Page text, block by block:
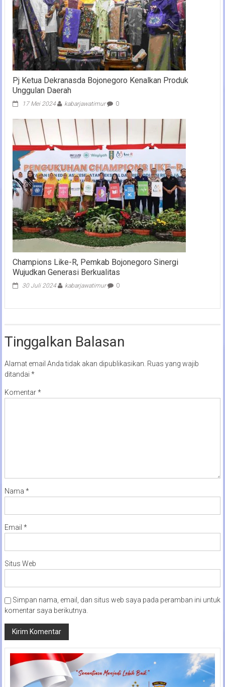
Pj Ketua Dekranasda Bojonegoro Kenalkan Produk
Unggulan Daerah
17 Mei 2024 kabarjawatimur 0
Champions Like-R, Pemkab Bojonegoro Sinergi
Wujudkan Generasi Berkualitas
30 Juli 2024 kabarjawatimur 0
Tinggalkan Balasan
Alamat email Anda tidak akan dipublikasikan. Ruas yang wajib
ditandai *
Komentar*
Nama *
Email *
Situs Web
Simpan nama, email, dan situs web saya pada peramban ini untuk
komentar saya berikutnya.